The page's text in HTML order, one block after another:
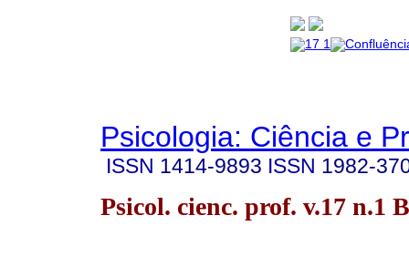
Psicologia: Ciência e
ISSN 1414-9893 ISSN 1982-
Psicol. cienc. prof. v.17 n.1